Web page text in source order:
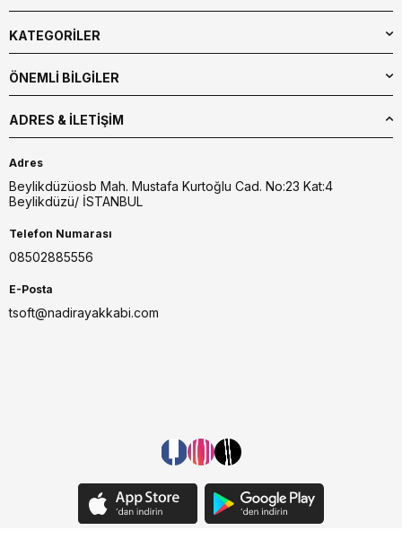
KATEGORİLER
ÖNEMLİ BİLGİLER
ADRES & İLETIŞIM
Adres
Beylikdüzüosb Mah. Mustafa Kurtoğlu Cad. No:23 Kat:4
Beylikdüzü/ İSTANBUL
Telefon Numarası
08502885556
E-Posta
tsoft@nadirayakkabi.com